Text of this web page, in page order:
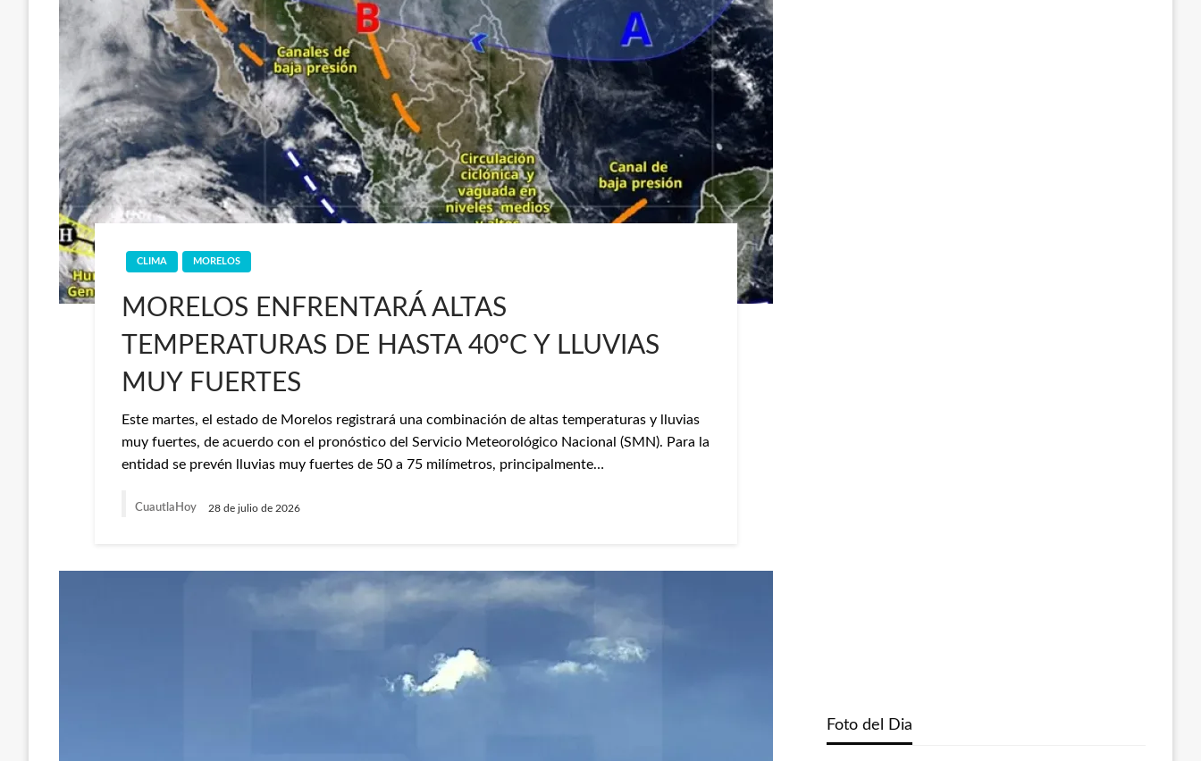
CLIMA MORELOS
MORELOS ENFRENTARÁ ALTAS
TEMPERATURAS DE HASTA 40ºC Y LLUVIAS
MUY FUERTES
Este martes, el estado de Morelos registrará una combinación de altas temperaturas y lluvias
muy fuertes, de acuerdo con el pronóstico del Servicio Meteorológico Nacional (SMN). Para la
entidad se prevén lluvias muy fuertes de 50 a 75 milímetros, principalmente…
CuautlaHoy 28 de julio de 2026
Foto del Dia